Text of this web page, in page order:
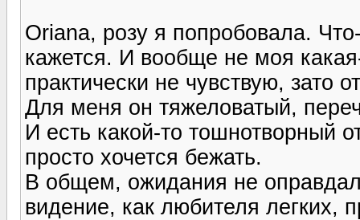
Oriana, розу я попробовала.
кажется. И вообще не моя
практически не чувствую, зато
Для меня он тяжеловатый,
И есть какой-то тошнотворный
просто хочется бежать.
В общем, ожидания не
видение, как любителя легких,